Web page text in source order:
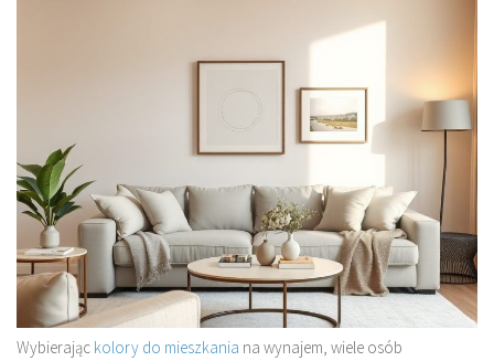
Wybierając kolory do mieszkania na wynajem, wiele osób